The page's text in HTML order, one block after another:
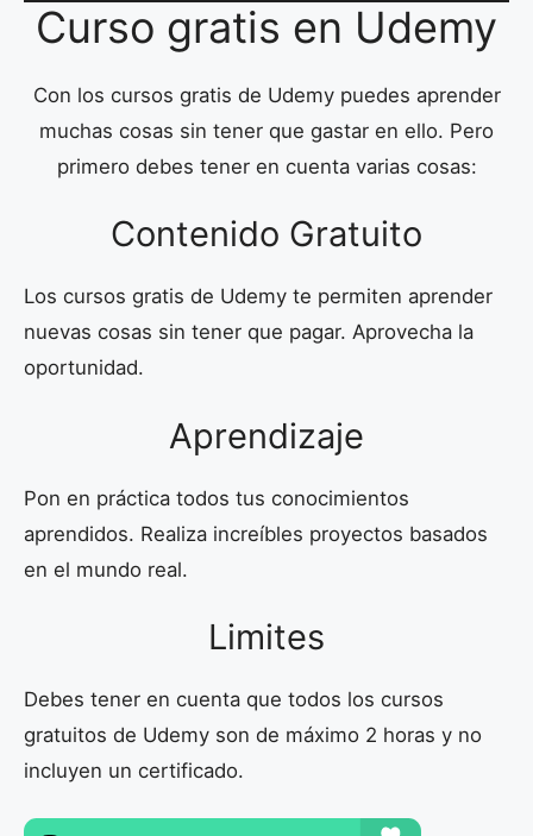
Curso gratis en Udemy
Con los cursos gratis de Udemy puedes aprender
muchas cosas sin tener que gastar en ello. Pero
primero debes tener en cuenta varias cosas:
Contenido Gratuito
Los cursos gratis de Udemy te permiten aprender
nuevas cosas sin tener que pagar. Aprovecha la
oportunidad.
Aprendizaje
Pon en práctica todos tus conocimientos
aprendidos. Realiza increíbles proyectos basados
en el mundo real.
Limites
Debes tener en cuenta que todos los cursos
gratuitos de Udemy son de máximo 2 horas y no
incluyen un certificado.